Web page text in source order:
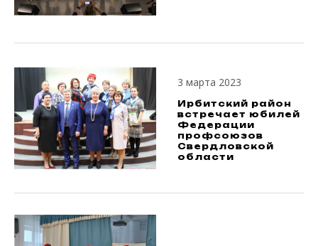
3 марта 2023
Ирбитский район
встречает юбилей
Федерации
профсоюзов
Свердловской
области